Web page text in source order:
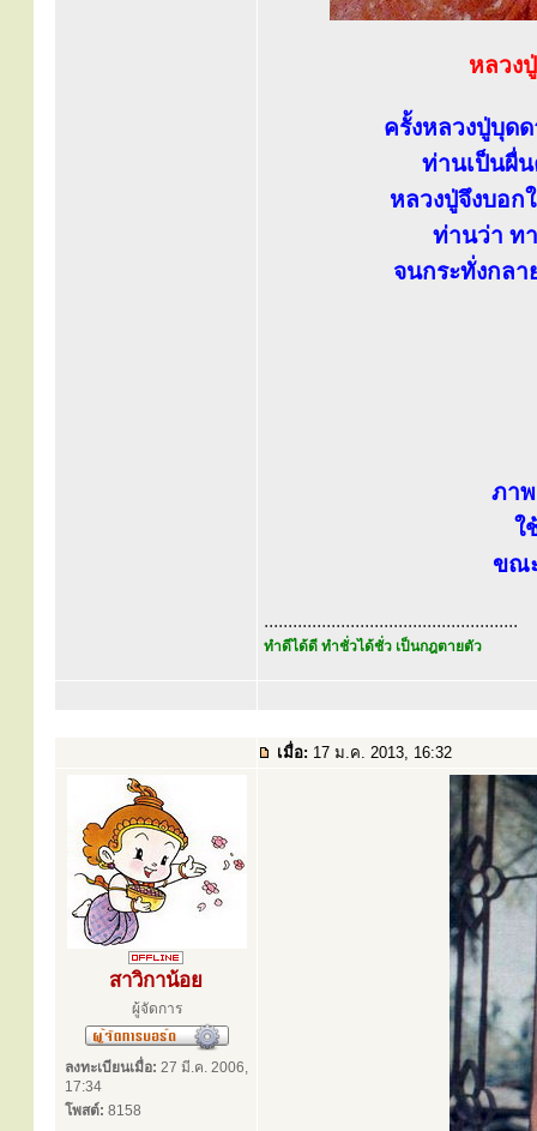
หลวง
ครั้งหลวงปู่บุด
ท่านเป็นผื่
หลวงปู่จึงบอก
ท่านว่า ท
จนกระทั่งกลา
ภา
ใ
ขณ
.....................................................
ทำดีได้ดี ทำชั่วได้ชั่ว เป็นกฎตายตัว
เมื่อ: 17 ม.ค. 2013, 16:32
สาวิกาน้อย
ผู้จัดการ
ลงทะเบียนเมื่อ: 27 มี.ค. 2006,
17:34
โพสต์: 8158